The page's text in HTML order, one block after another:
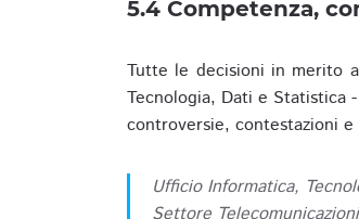
5.4 Competenza,
Tutte le decisioni in merito
Tecnologia, Dati e Statistica
controversie, contestazioni
Ufficio Informatica,